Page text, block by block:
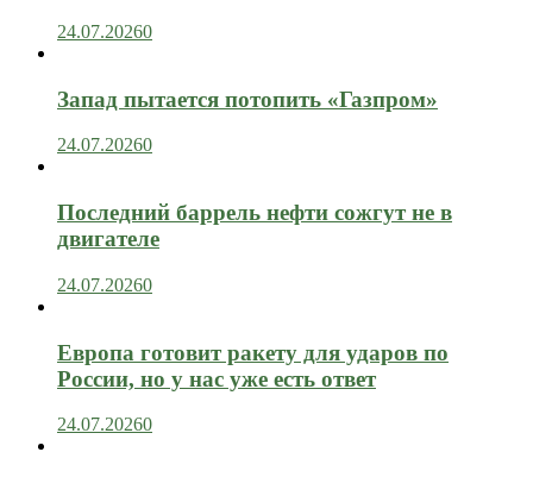
24.07.20260
Запад пытается потопить «Газпром»
24.07.20260
Последний баррель нефти сожгут не в
двигателе
24.07.20260
Европа готовит ракету для ударов по
России, но у нас уже есть ответ
24.07.20260